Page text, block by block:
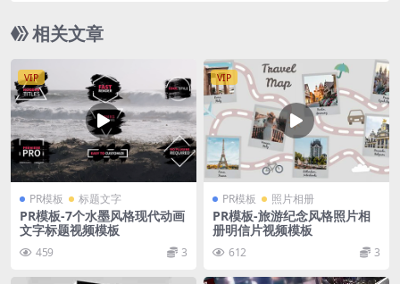
相关文章
VIP
PR模板 标题文字
PR模板-7个水墨风格现代动画
文字标题视频模板
459 3
VIP
PR模板 照片相册
PR模板-旅游纪念风格照片相
册明信片视频模板
612 3